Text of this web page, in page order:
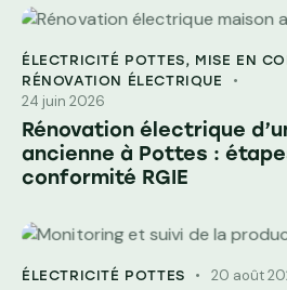
ÉLECTRICITÉ POTTES, MISE EN
RÉNOVATION ÉLECTRIQUE
24 juin 2026
Rénovation électrique
ancienne à Pottes :
conformité RGIE
ÉLECTRICITÉ POTTES 20 août